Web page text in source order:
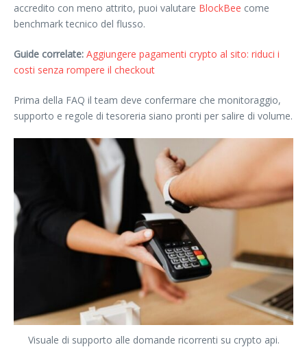
accredito con meno attrito, puoi valutare BlockBee come
benchmark tecnico del flusso.
Guide correlate: Aggiungere pagamenti crypto al sito: riduci i
costi senza rompere il checkout
Prima della FAQ il team deve confermare che monitoraggio,
supporto e regole di tesoreria siano pronti per salire di volume.
Visuale di supporto alle domande ricorrenti su crypto api.